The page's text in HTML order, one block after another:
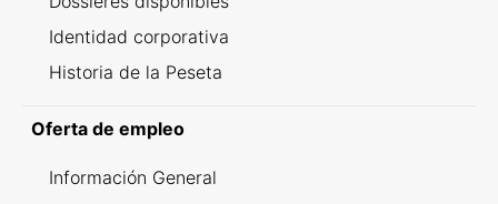
Identidad corporativa
Historia de la Peseta
Oferta de empleo
Información General